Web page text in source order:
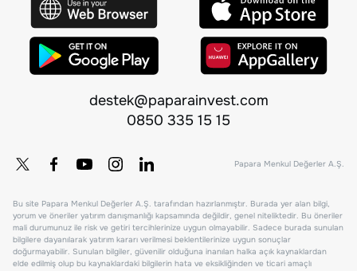
destek@paparainvest.com
0850 335 15 15
Papara Menkul Değerler A.Ş.
Bu site Papara Menkul Değerler A.Ş. tarafından hazırlanmıştır. Burada yer alan bilgi,
yorum ve öneriler yatırım danışmanlığı kapsamında değildir, genel niteliktedir. Bu öneriler
mali durumunuz ile risk ve getiri tercihlerinize uygun olmayabilir. Sadece burada sunulan
bilgilere dayanılarak yatırım kararı verilmesi beklentilerinize uygun sonuçlar
doğurmayabilir. Sunulan bilgiler, güvenilir olduğuna inanılan halka açık kaynaklardan
elde edilmiş olup bu kaynaklardaki bilgilerin hata ve eksikliğinden ve ticari amaçlı